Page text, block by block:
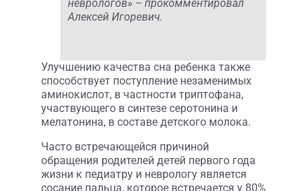
неврологов» – прокомментировал
Алексей Игоревич.
Улучшению качества сна ребенка также
способствует поступление незаменимых
аминокислот, в частности триптофана,
участвующего в синтезе серотонина и
мелатонина, в составе детского молока.
Часто встречающейся причиной
обращения родителей детей первого года
жизни к педиатру и неврологу является
сосание пальца, которое встречается у 80%